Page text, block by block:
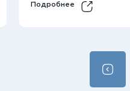
Подробнее